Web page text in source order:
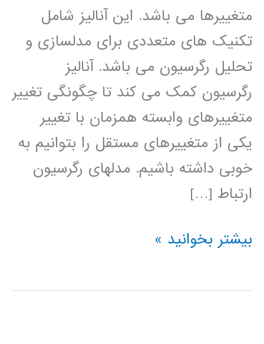
متغییرها می باشد. این آنالیز شامل
تکنیک های متعددی برای مدلسازی و
تحلیل رگرسیون می باشد. آنالیز
رگرسیون کمک می کند تا چگونگی تغییر
متغییرهای وابسته همزمان با تغییر
یکی از متغییرهای مستقل را بتوانیم به
خوبی داشته باشیم. مدلهای رگرسیون
ارتباط […]
فیلم
فارسی
بیشتر بخوانید »